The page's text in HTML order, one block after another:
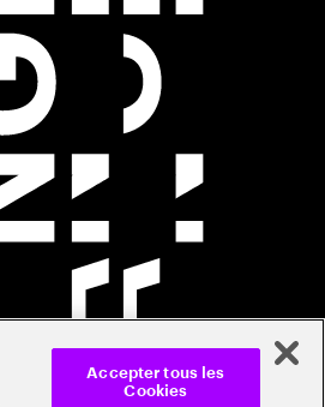
Accepter tous les
Cookies